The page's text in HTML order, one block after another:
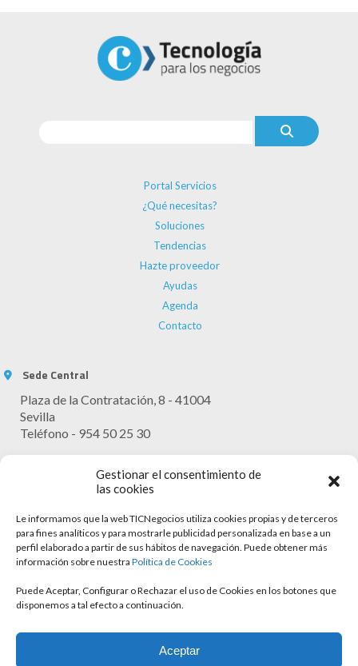
Gestionar el consentimiento de
las cookies
Le informamos que la web TICNegocios utiliza cookies propias y de terceros
para fines analíticos y para mostrarle publicidad personalizada en base a un
perfil elaborado a partir de sus hábitos de navegación. Puede obtener más
información sobre nuestra Política de Cookies
Puede Aceptar, Configurar o Rechazar el uso de Cookies en los botones que
disponemos a tal efecto a continuación.
Aceptar
Portal Servicios
¿Qué necesitas?
Soluciones
Tendencias
Hazte proveedor
Ayudas
Agenda
Contacto
Sede Central
Plaza de la Contratación, 8 - 41004
Sevilla
Teléfono - 954 50 25 30
Lunes - Viernes: 9:30 - 13:30
Aviso legal